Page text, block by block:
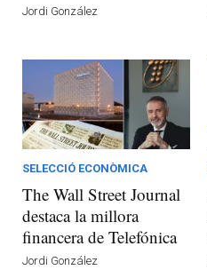
Jordi González
SELECCIÓ ECONÒMICA
The Wall Street Journal
destaca la millora
financera de Telefónica
Jordi González